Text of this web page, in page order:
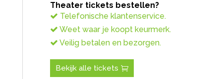
Theater tickets bestellen?
Telefonische klantenservice.
Weet waar je koopt keurmerk.
Veilig betalen en bezorgen.
Bekijk alle tickets